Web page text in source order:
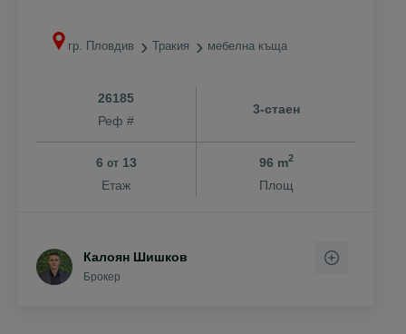
гр. Пловдив Тракия мебелна къща
26185
Реф #
3-стаен
6 от13
Етаж
96 m2
Площ
Калоян Шишков
Брокер